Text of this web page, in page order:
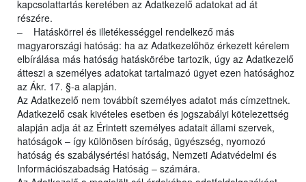
kapcsolattartás keretében az Adatkezelő adatokat ad át
részére.
– Hatáskörrel és illetékességgel rendelkező más
magyarországi hatóság: ha az Adatkezelőhöz érkezett kérelem
elbírálása más hatóság hatáskörébe tartozik, úgy az Adatkezelő
átteszi a személyes adatokat tartalmazó ügyet ezen hatósághoz
az Ákr. 17. §-a alapján.
Az Adatkezelő nem továbbít személyes adatot más címzettnek.
Adatkezelő csak kivételes esetben és jogszabályi kötelezettség
alapján adja át az Érintett személyes adatait állami szervek,
hatóságok – így különösen bíróság, ügyészség, nyomozó
hatóság és szabálysértési hatóság, Nemzeti Adatvédelmi és
Információszabadság Hatóság – számára.